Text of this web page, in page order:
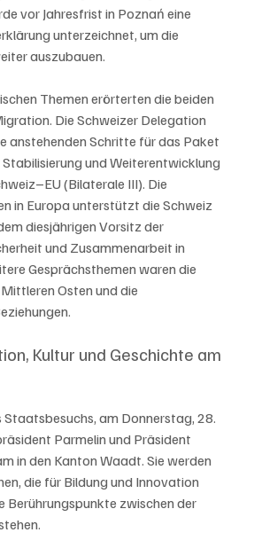
vor Jahresfrist in Poznań eine
unterzeichnet, um die
auszubauen.
Themen erörterten die beiden
Die Schweizer Delegation
anstehenden Schritte für das Paket
und Weiterentwicklung
(Bilaterale III). Die
in Europa unterstützt die Schweiz
diesjährigen Vorsitz der
und Zusammenarbeit in
Gesprächsthemen waren die
Osten und die
Kultur und Geschichte am
Staatsbesuchs, am Donnerstag, 28.
Parmelin und Präsident
in den Kanton Waadt. Sie werden
die für Bildung und Innovation
Berührungspunkte zwischen der